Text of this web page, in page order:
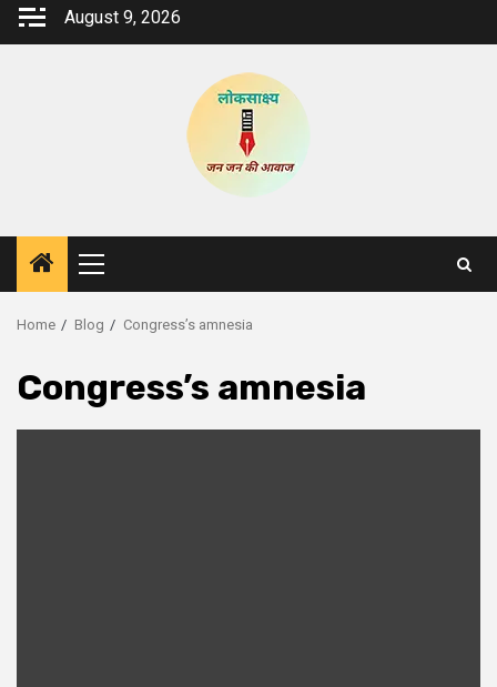
Skip
August 9, 2026
Primary
Menu
Home Blog Congress’s amnesia
Congress’s amnesia